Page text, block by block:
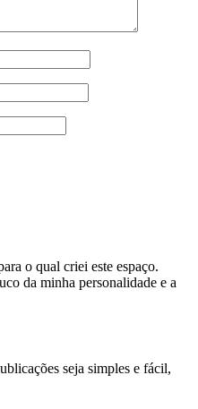
o qual criei este espaço.
da minha personalidade e a
seja simples e fácil,